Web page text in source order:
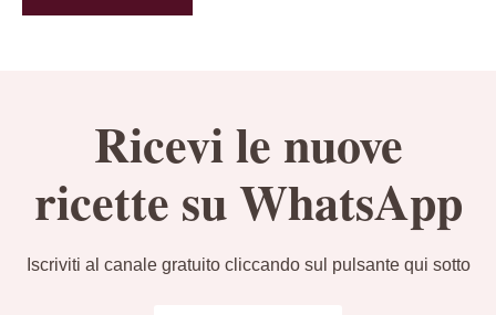
Ricevi le nuove
ricette su WhatsApp
Iscriviti al canale gratuito cliccando sul pulsante qui sotto